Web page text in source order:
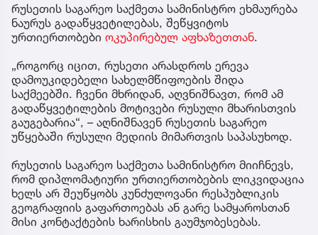
რუსეთის საგარეო საქმეთა სამინისტრო ეხმაურება
ნაურუს გადაწყვეტილებას, შეწყვიტოს
ურთიერთობები ოკუპირებულ აფხაზეთთან.
„როგორც იცით, რუსეთი არასდროს ერევა
დამოუკიდებელი სახელმწიფოების შიდა
საქმეებში. ჩვენი მხრიდან, აღვნიშნავთ, რომ ამ
გადაწყვეტილების მოტივები რუსული მხარისთვის
გაუგებარია“, – აღნიშნავენ რუსეთის საგარეო
უწყებაში რუსული მედიის მიმართვის საპასუხოდ.
რუსეთის საგარეო საქმეთა სამინისტრო მიიჩნევს,
რომ დიპლომატიური ურთიერთობების ლიკვიდაცია
ხელს არ შეუწყობს კუნძულოვანი რესპუბლიკის
გეოგრაფიის გაფართოებას ან გარე სამყაროსთან
მისი კონტაქტების ხარისხის გაუმჯობესებას.